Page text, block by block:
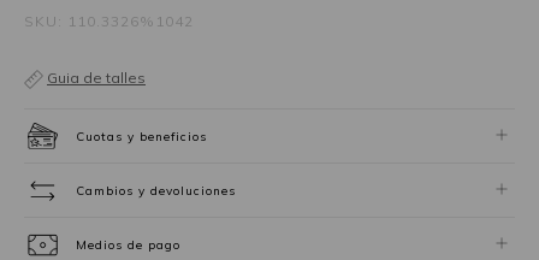
SKU: 110.3326%1042
Guia de talles
Cuotas y beneficios
Cambios y devoluciones
Medios de pago